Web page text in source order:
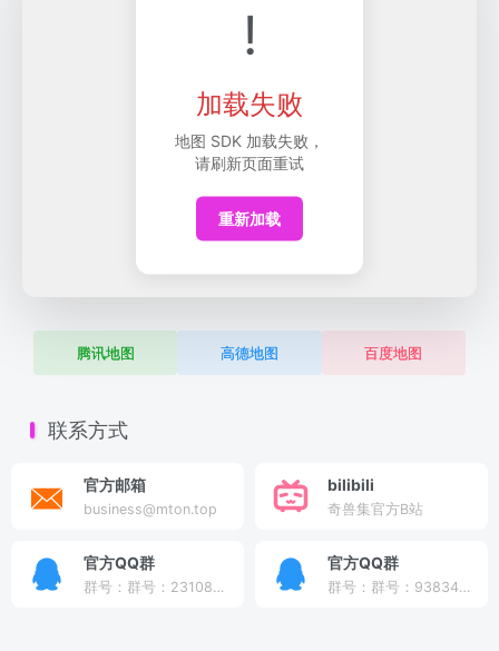
!
加载失败
地图 SDK 加载失败，
请刷新页面重试
重新加载
腾讯地图 高德地图 百度地图
联系方式
官方邮箱
business@mton.top
bilibili
奇兽集官方B站
官方QQ群
群号：群号：2310841958
官方QQ群
群号：群号：938345602